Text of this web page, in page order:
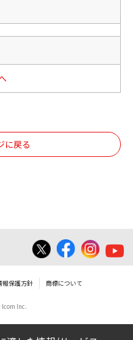
に戻る
報保護方針 商標について
Inc.